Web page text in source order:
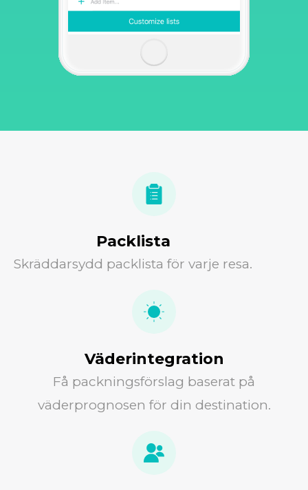
Packlista
Skräddarsydd packlista för varje resa.
Väderintegration
Få packningsförslag baserat på
väderprognosen för din destination.